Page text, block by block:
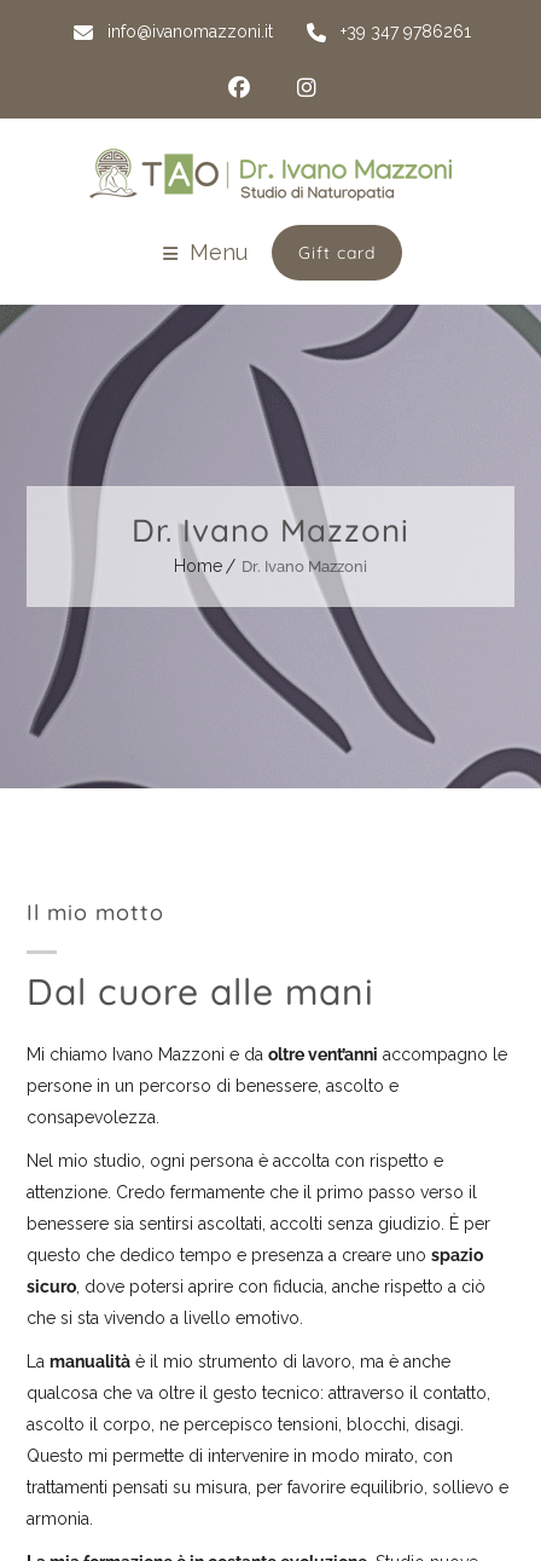
info@ivanomazzoni.it +39 347 9786261
Menu Gift card
Dr. Ivano Mazzoni
Home Dr. Ivano Mazzoni
Il mio motto
Dal cuore alle mani
Mi chiamo Ivano Mazzoni e daoltre vent’anni accompagno le
persone in un percorso di benessere, ascolto e
consapevolezza.
Nel mio studio, ogni persona è accolta con rispetto e
attenzione. Credo fermamente che il primo passo verso il
benessere sia sentirsi ascoltati, accolti senza giudizio. È per
questo che dedico tempo e presenza a creare unospazio
sicuro , dove potersi aprire con fiducia, anche rispetto a ciò
che si sta vivendo a livello emotivo.
Lamanualità è il mio strumento di lavoro, ma è anche
qualcosa che va oltre il gesto tecnico: attraverso il contatto,
ascolto il corpo, ne percepisco tensioni, blocchi, disagi.
Questo mi permette di intervenire in modo mirato, con
trattamenti pensati su misura, per favorire equilibrio, sollievo e
armonia.